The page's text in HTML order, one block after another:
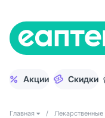
Акции Скидки
Главная / Лекарственные